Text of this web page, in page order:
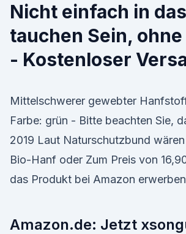
Nicht einfach in
tauchen Sein,
- Kostenloser
Mittelschwerer gewebter
Farbe: grün - Bitte beachten Sie,
2019 Laut Naturschutzbund
Bio-Hanf oder Zum Preis von
das Produkt bei Amazon
Amazon.de: Jetzt